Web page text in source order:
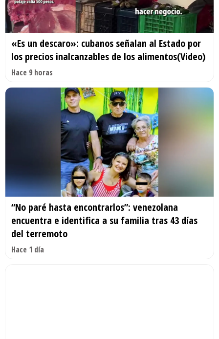
«Es un descaro»: cubanos señalan al Estado por
los precios inalcanzables de los alimentos(Video)
Hace 9 horas
“No paré hasta encontrarlos”: venezolana
encuentra e identifica a su familia tras 43 días
del terremoto
Hace 1 día